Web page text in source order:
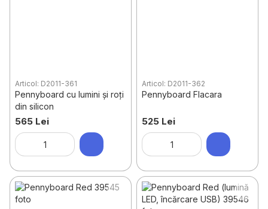
Articol: D2011-361
Pennyboard cu lumini și roți
din silicon
565 Lei
Articol: D2011-362
Pennyboard Flacara
525 Lei